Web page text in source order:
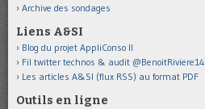
Archive des sondages
Liens A&SI
Blog du projet AppliConso II
Fil twitter technos & audit @BenoitRiviere14
Les articles A&SI (flux RSS) au format PDF
Outils en ligne